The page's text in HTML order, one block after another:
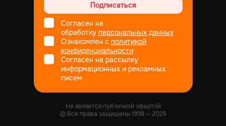
Подписаться
Согласен на
обработку персональных данных
Ознакомлен с политикой
конфиденциальности
Согласен на рассылку
информационных и рекламных
писем
Не является публичной офертой
© Все права защищены1998— 2026